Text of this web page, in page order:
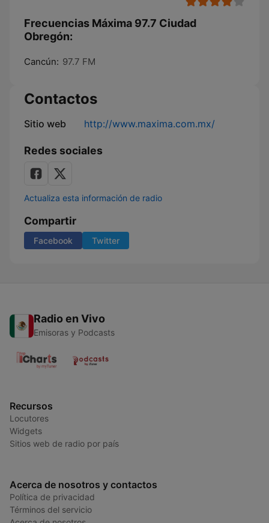
Frecuencias Máxima 97.7 Ciudad
Obregón:
Cancún: 97.7 FM
Contactos
Sitio web http://www.maxima.com.mx/
Redes sociales
Actualiza esta información de radio
Compartir
Facebook Twitter
Radio en Vivo
Emisoras y Podcasts
Recursos
Locutores
Widgets
Sitios web de radio por país
Acerca de nosotros y contactos
Política de privacidad
Términos del servicio